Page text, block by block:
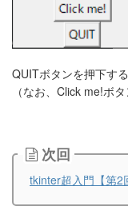
QUITボタンを押下す
（なお、Click me!ボ
次回
tkinter超入門【第2